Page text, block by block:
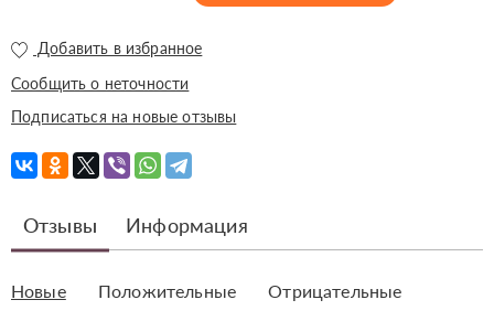
Добавить в избранное
Сообщить о неточности
Подписаться на новые отзывы
Отзывы Информация
Новые Положительные Отрицательные